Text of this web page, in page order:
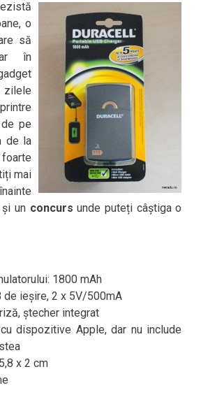
o
să
în
pe
de la
mai
un concurs unde puteți câștiga o
1800 mAh
de ieșire, 2 x 5V/500mA
ștecher integrat
dispozitive Apple, dar nu include
x 2 cm